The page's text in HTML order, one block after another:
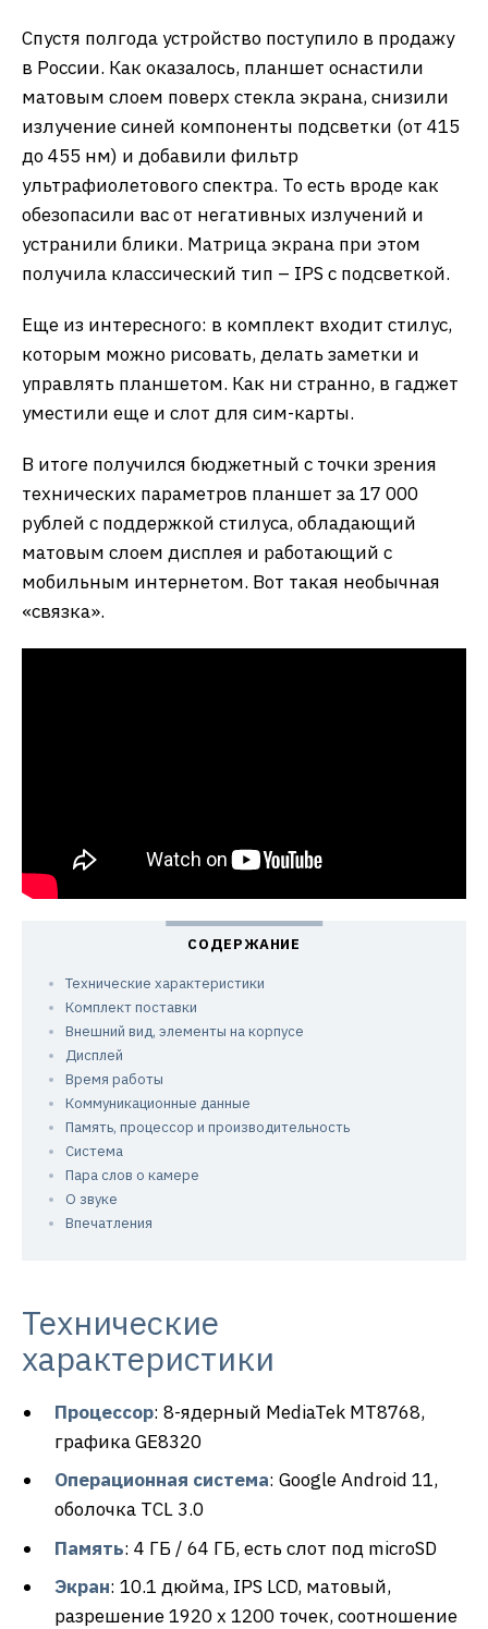
Спустя полгода устройство поступило в продажу
в России. Как оказалось, планшет оснастили
матовым слоем поверх стекла экрана, снизили
излучение синей компоненты подсветки (от 415
до 455 нм) и добавили фильтр
ультрафиолетового спектра. То есть вроде как
обезопасили вас от негативных излучений и
устранили блики. Матрица экрана при этом
получила классический тип – IPS с подсветкой.
Еще из интересного: в комплект входит стилус,
которым можно рисовать, делать заметки и
управлять планшетом. Как ни странно, в гаджет
уместили еще и слот для сим-карты.
В итоге получился бюджетный с точки зрения
технических параметров планшет за 17 000
рублей с поддержкой стилуса, обладающий
матовым слоем дисплея и работающий с
мобильным интернетом. Вот такая необычная
«связка».
Технические характеристики
Комплект поставки
Внешний вид, элементы на корпусе
Дисплей
Время работы
Коммуникационные данные
Память, процессор и производительность
Система
Пара слов о камере
О звуке
Впечатления
Технические
характеристики
Процессор: 8-ядерный MediaTek MT8768,
графика GE8320
Операционная система: Google Android 11,
оболочка TCL 3.0
Память: 4 ГБ / 64 ГБ, есть слот под microSD
Экран: 10.1 дюйма, IPS LCD, матовый,
разрешение 1920 x 1200 точек, соотношение